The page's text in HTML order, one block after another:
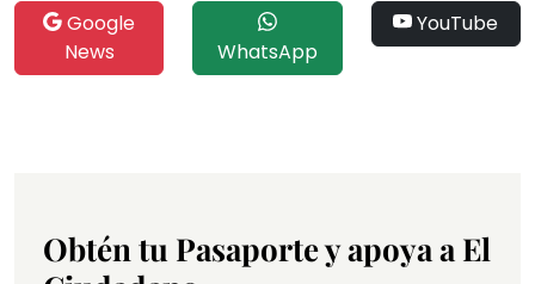
Google
News
WhatsApp
YouTube
Obtén tu Pasaporte y apoya a El